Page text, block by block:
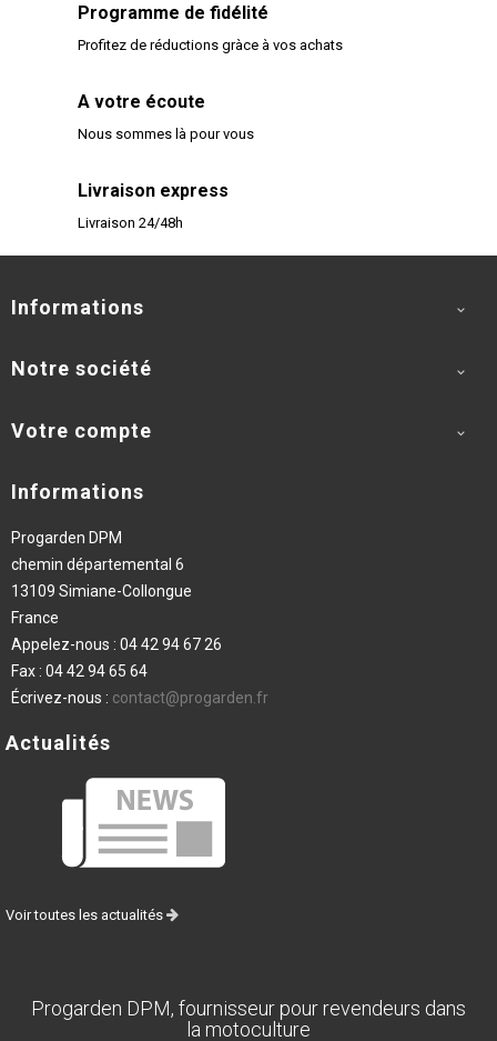
Programme de fidélité
Profitez de réductions gràce à vos achats
A votre écoute
Nous sommes là pour vous
Livraison express
Livraison 24/48h
Informations 
Notre société 
Votre compte 
Informations
Progarden DPM
chemin départemental 6
13109 Simiane-Collongue
France
Appelez-nous : 04 42 94 67 26
Fax : 04 42 94 65 64
Écrivez-nous : contact@progarden.fr
Actualités
Voir toutes les actualités
Progarden DPM, fournisseur pour revendeurs dans
la motoculture